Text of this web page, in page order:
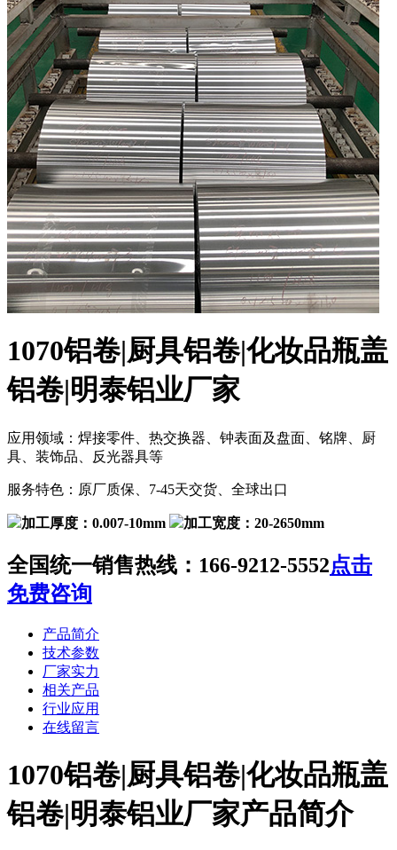
1070铝卷|厨具铝卷|化妆品瓶盖
铝卷|明泰铝业厂家
应用领域：焊接零件、热交换器、钟表面及盘面、铭牌、厨
具、装饰品、反光器具等
服务特色：原厂质保、7-45天交货、全球出口
加工厚度：0.007-10mm 加工宽度：20-2650mm
全国统一销售热线： 166-9212-5552点击
免费咨询
产品简介
技术参数
厂家实力
相关产品
行业应用
在线留言
1070铝卷|厨具铝卷|化妆品瓶盖
铝卷|明泰铝业厂家产品简介